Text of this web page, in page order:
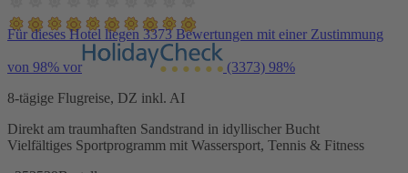
Für dieses Hotel liegen 3373 Bewertungen mit einer Zustimmung
von 98% vor (3373) 98%
8-tägige Flugreise, DZ inkl. AI
Direkt am traumhaften Sandstrand in idyllischer Bucht
Vielfältiges Sportprogramm mit Wassersport, Tennis & Fitness